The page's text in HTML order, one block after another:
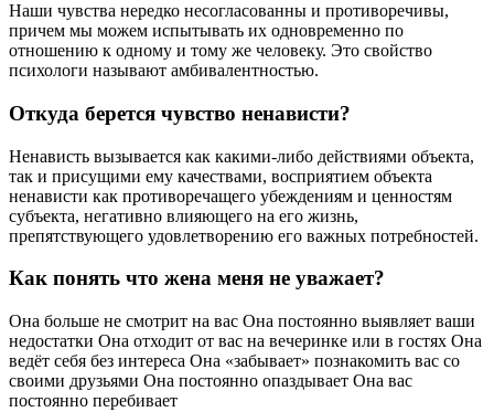
Наши чувства нередко несогласованны и противоречивы,
причем мы можем испытывать их одновременно по
отношению к одному и тому же человеку. Это свойство
психологи называют амбивалентностью.
Откуда берется чувство ненависти?
Ненависть вызывается как какими-либо действиями объекта,
так и присущими ему качествами, восприятием объекта
ненависти как противоречащего убеждениям и ценностям
субъекта, негативно влияющего на его жизнь,
препятствующего удовлетворению его важных потребностей.
Как понять что жена меня не уважает?
Она больше не смотрит на вас Она постоянно выявляет ваши
недостатки Она отходит от вас на вечеринке или в гостях Она
ведёт себя без интереса Она «забывает» познакомить вас со
своими друзьями Она постоянно опаздывает Она вас
постоянно перебивает